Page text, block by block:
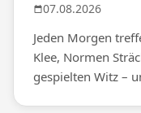
07.08.2026
Jeden Morgen
Klee, Normen
gespielten Witz –